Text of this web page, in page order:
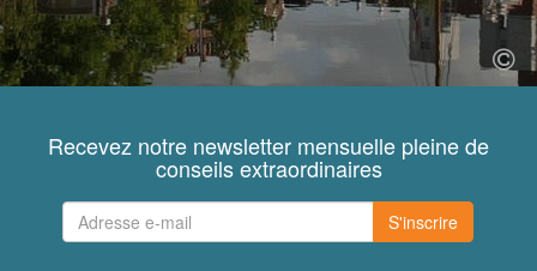
Recevez notre newsletter mensuelle pleine de
conseils extraordinaires
S'inscrire